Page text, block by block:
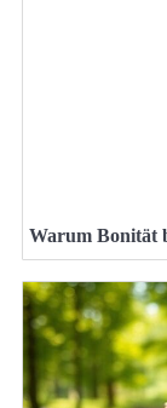
Warum Bonität